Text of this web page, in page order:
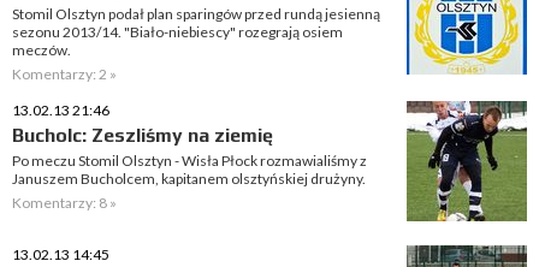
Stomil Olsztyn podał plan sparingów przed rundą jesienną
sezonu 2013/14. "Biało-niebiescy" rozegrają osiem
meczów.
Komentarzy: 2 »
13.02.13 21:46
Bucholc: Zeszliśmy na ziemię
Po meczu Stomil Olsztyn - Wisła Płock rozmawialiśmy z
Januszem Bucholcem, kapitanem olsztyńskiej drużyny.
Komentarzy: 8 »
13.02.13 14:45